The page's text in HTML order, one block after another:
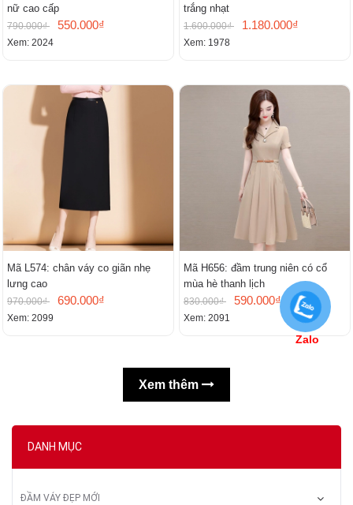
DANH MỤC
ĐẦM VÁY ĐẸP MỚI
nữ cao cấp
790.000₫ 550.000₫
Xem: 2024
trắng nhạt
1.600.000₫ 1.180.000₫
Xem: 1978
Mã L574: chân váy co giãn nhẹ
lưng cao
970.000₫ 690.000₫
Xem: 2099
Mã H656: đầm trung niên có cổ
mùa hè thanh lịch
830.000₫ 590.000₫
Xem: 2091
Xem thêm
Zalo